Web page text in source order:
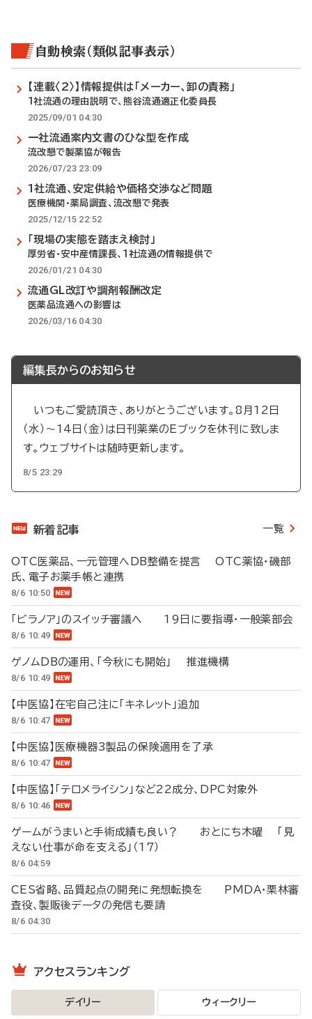
自動検索（類似記事表示）
【連載〈2〉】情報提供は「メーカー、卸の責務」
1社流通の理由説明で、熊谷流通適正化委員長
2025/09/01 04:30
一社流通案内文書のひな型を作成
流改懇で製薬協が報告
2026/07/23 23:09
1社流通、安定供給や価格交渉など問題
医療機関・薬局調査、流改懇で発表
2025/12/15 22:52
「現場の実態を踏まえ検討」
厚労省・安中産情課長、1社流通の情報提供で
2026/01/21 04:30
流通GL改訂や調剤報酬改定
医薬品流通への影響は
2026/03/16 04:30
編集長からのお知らせ
いつもご愛読頂き、ありがとうございます。8月12日
（水）～14日（金）は日刊薬業のEブックを休刊に致しま
す。ウェブサイトは随時更新します。
8/5 23:29
新着記事 一覧
OTC医薬品、一元管理へDB整備を提言 OTC薬協・磯部
氏、電子お薬手帳と連携
8/6 10:50
「ビラノア」のスイッチ審議へ 19日に要指導・一般薬部会
8/6 10:49
ゲノムDBの運用、「今秋にも開始」 推進機構
8/6 10:49
【中医協】在宅自己注に「キネレット」追加
8/6 10:47
【中医協】医療機器3製品の保険適用を了承
8/6 10:47
【中医協】「テロメライシン」など22成分、DPC対象外
8/6 10:46
ゲームがうまいと手術成績も良い？ おとにち木曜 「見
えない仕事が命を支える」（17）
8/6 04:59
CES省略、品質起点の開発に発想転換を PMDA・栗林審
査役、製販後データの発信も要請
8/6 04:30
アクセスランキング
デイリー ウィークリー